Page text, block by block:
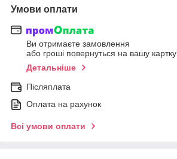
Умови оплати
Ви отримаєте замовлення
або гроші повернуться на вашу картку
Детальніше
Післяплата
Оплата на рахунок
Всі умови оплати